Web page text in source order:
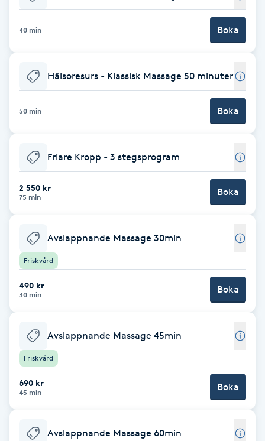
Balayage
Barnklippning
BIAB
Blowout
Bottenfärg
Brynformning
Brynplockning
Bröllopsuppsättning
C
Celluliter
40 min Boka
Hälsoresurs - Klassisk Massage 50 minuter
50 min Boka
Friare Kropp - 3 stegsprogram
2 550 kr
75 min Boka
Avslappnande Massage 30min
Friskvård
490 kr
30 min Boka
Avslappnande Massage 45min
Friskvård
690 kr
45 min Boka
Avslappnande Massage 60min